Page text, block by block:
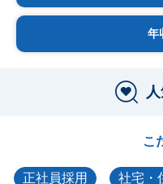
年
こ
正社員採用 社宅・